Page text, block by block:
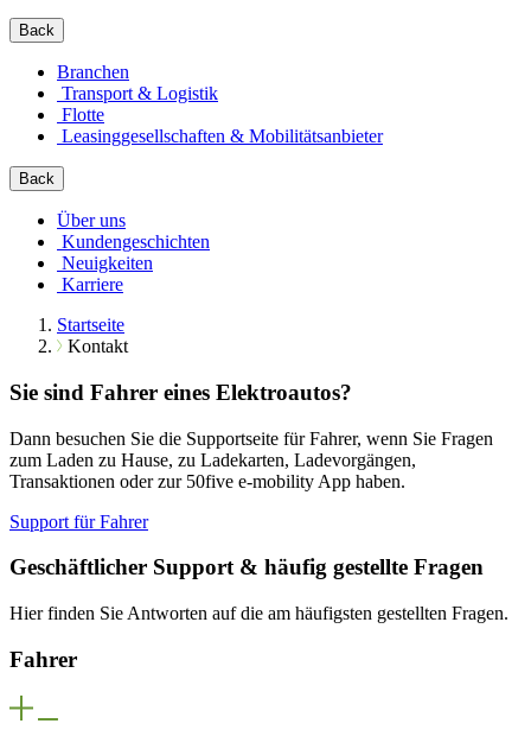
Back
Branchen
Transport & Logistik
Flotte
Leasinggesellschaften & Mobilitätsanbieter
Back
Über uns
Kundengeschichten
Neuigkeiten
Karriere
Startseite
Kontakt
Sie sind Fahrer eines Elektroautos?
Dann besuchen Sie die Supportseite für Fahrer, wenn Sie Fragen
zum Laden zu Hause, zu Ladekarten, Ladevorgängen,
Transaktionen oder zur 50five e-mobility App haben.
Support für Fahrer
Geschäftlicher Support & häufig gestellte Fragen
Hier finden Sie Antworten auf die am häufigsten gestellten Fragen.
Fahrer